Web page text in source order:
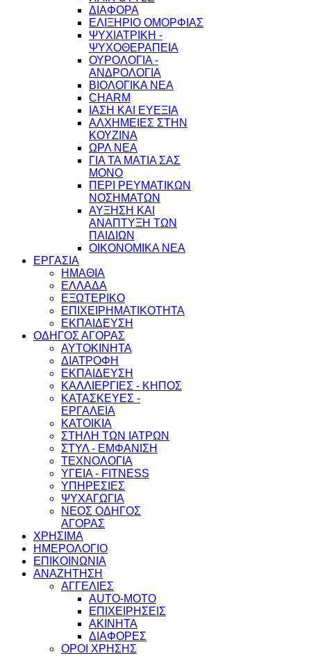
ΔΙΑΦΟΡΑ
ΕΛΙΞΗΡΙΟ ΟΜΟΡΦΙΑΣ
ΨΥΧΙΑΤΡΙΚΗ -
ΨΥΧΟΘΕΡΑΠΕΙΑ
ΟΥΡΟΛΟΓΙΑ -
ΑΝΔΡΟΛΟΓΙΑ
ΒΙΟΛΟΓΙΚΑ ΝΕΑ
CHARM
ΙΑΣΗ ΚΑΙ ΕΥΕΞΙΑ
ΑΛΧΗΜΕΙΕΣ ΣΤΗΝ
ΚΟΥΖΙΝΑ
ΩΡΛ ΝEA
ΓΙΑ ΤΑ ΜΑΤΙΑ ΣΑΣ
ΜΟΝΟ
ΠΕΡΙ ΡΕΥΜΑΤΙΚΩΝ
ΝΟΣΗΜΑΤΩΝ
ΑΥΞΗΣΗ ΚΑΙ
ΑΝΑΠΤΥΞΗ ΤΩΝ
ΠΑΙΔΙΩΝ
ΟΙΚΟΝΟΜΙΚΑ ΝΕΑ
ΕΡΓΑΣΙΑ
ΗΜΑΘΙΑ
ΕΛΛΑΔΑ
ΕΞΩΤΕΡΙΚΟ
ΕΠΙΧΕΙΡΗΜΑΤΙΚΟΤΗΤΑ
ΕΚΠΑΙΔΕΥΣΗ
ΟΔΗΓΟΣ ΑΓΟΡΑΣ
ΑΥΤΟΚΙΝΗΤΑ
ΔΙΑΤΡΟΦΗ
ΕΚΠΑΙΔΕΥΣΗ
ΚΑΛΛΙΕΡΓΙΕΣ - ΚΗΠΟΣ
ΚΑΤΑΣΚΕΥΕΣ -
ΕΡΓΑΛΕΙΑ
ΚΑΤΟΙΚΙΑ
ΣΤΗΛΗ ΤΩΝ ΙΑΤΡΩΝ
ΣΤΥΛ - ΕΜΦΑΝΙΣΗ
ΤΕΧΝΟΛΟΓΙΑ
ΥΓΕΙΑ - FITNESS
ΥΠΗΡΕΣΙΕΣ
ΨΥΧΑΓΩΓΙΑ
ΝΕΟΣ ΟΔΗΓΟΣ
ΑΓΟΡΑΣ
ΧΡΗΣΙΜΑ
ΗΜΕΡΟΛΟΓΙΟ
ΕΠΙΚΟΙΝΩΝΙΑ
ΑΝΑΖΗΤΗΣΗ
ΑΓΓΕΛΙΕΣ
AUTO-MOTO
ΕΠΙΧΕΙΡΗΣΕΙΣ
ΑΚΙΝΗΤΑ
ΔΙΑΦΟΡΕΣ
ΟΡΟΙ ΧΡΗΣΗΣ